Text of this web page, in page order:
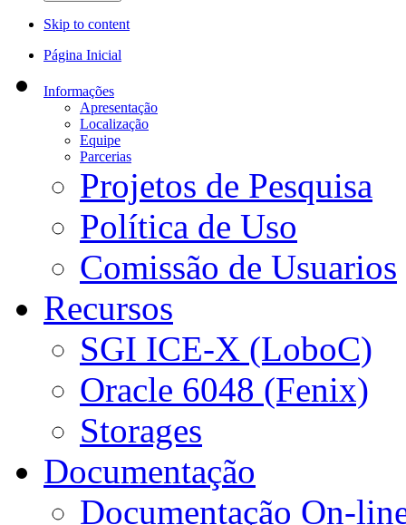
Skip to content
Página Inicial
Informações
Apresentação
Localização
Equipe
Parcerias
Projetos de Pesquisa
Política de Uso
Comissão de Usuarios
Recursos
SGI ICE-X (LoboC)
Oracle 6048 (Fenix)
Storages
Documentação
Documentação On-